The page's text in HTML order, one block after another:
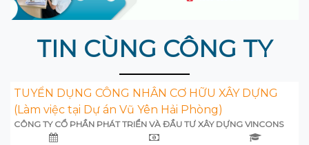
TIN CÙNG CÔNG TY
TUYỂN DỤNG CÔNG NHÂN CƠ HỮU XÂY DỰNG
(Làm việc tại Dự án Vũ Yên Hải Phòng)
CÔNG TY CỔ PHẦN PHÁT TRIỂN VÀ ĐẦU TƯ XÂY DỰNG VINCONS